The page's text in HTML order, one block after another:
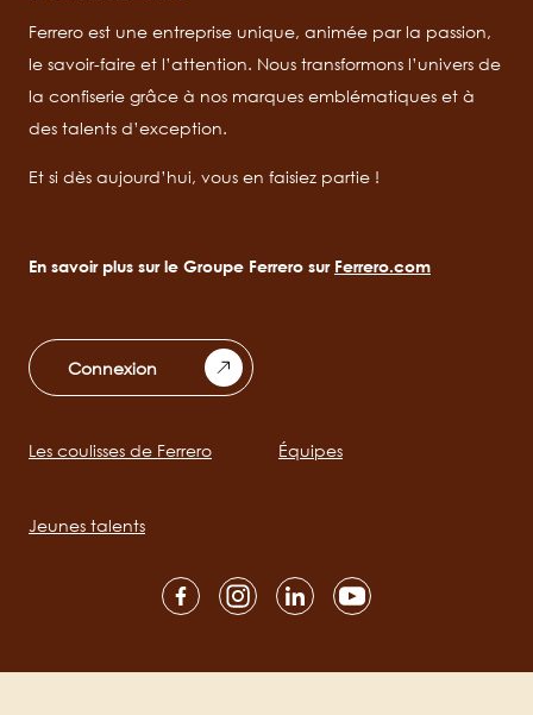
Ferrero est une entreprise unique, animée par la passion,
le savoir-faire et l’attention. Nous transformons l’univers de
la confiserie grâce à nos marques emblématiques et à
des talents d’exception.
Et si dès aujourd’hui, vous en faisiez partie !
En savoir plus sur le Groupe Ferrero sur Ferrero.com
Connexion
Main
Les coulisses de Ferrero Équipes
Jeunes talents
mobile